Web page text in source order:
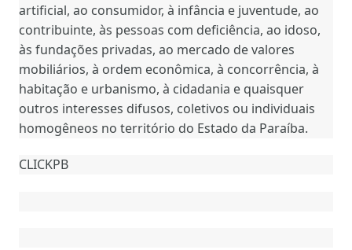
artificial, ao consumidor, à infância e juventude, ao
contribuinte, às pessoas com deficiência, ao idoso,
às fundações privadas, ao mercado de valores
mobiliários, à ordem econômica, à concorrência, à
habitação e urbanismo, à cidadania e quaisquer
outros interesses difusos, coletivos ou individuais
homogêneos no território do Estado da Paraíba.
CLICKPB